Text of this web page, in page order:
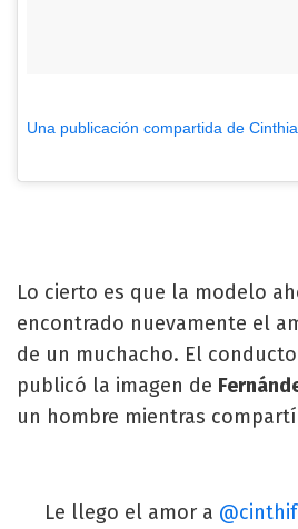
Lo cierto es que la modelo
encontrado nuevamente el
de un muchacho. El
publicó la imagen de
un hombre mientras
Le llego el amor a